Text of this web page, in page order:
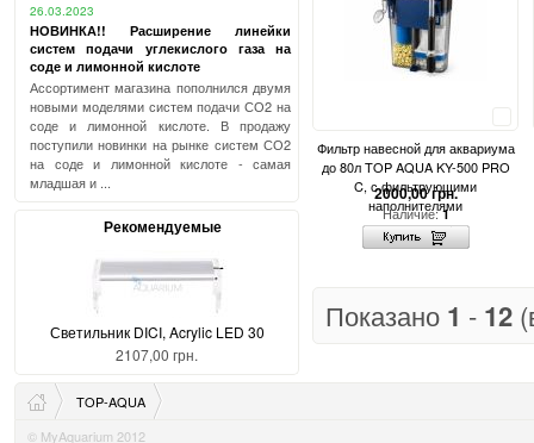
Фильтр навесной для аквариума
до 80л TOP AQUA KY-500 PRO
C, с фильтрующими
наполнителями
2000,00 грн.
Наличие:1
Показано 1 - 12
26.03.2023
НОВИНКА!! Расширение линейки
систем подачи углекислого газа на
соде и лимонной кислоте
Ассортимент магазина пополнился двумя
новыми моделями систем подачи СО2 на
соде и лимонной кислоте. В продажу
поступили новинки на рынке систем СО2
на соде и лимонной кислоте - самая
младшая и ...
Рекомендуемые
Светильник DICI, Acrylic LED 30
2107,00 грн.
TOP-AQUA
© MyAquarium 2012